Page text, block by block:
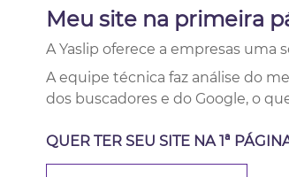
Meu site na primeira
A Yaslip oferece a empresas
A equipe técnica faz análise do
dos buscadores e do Google, o
QUER TER SEU SITE NA 1ª